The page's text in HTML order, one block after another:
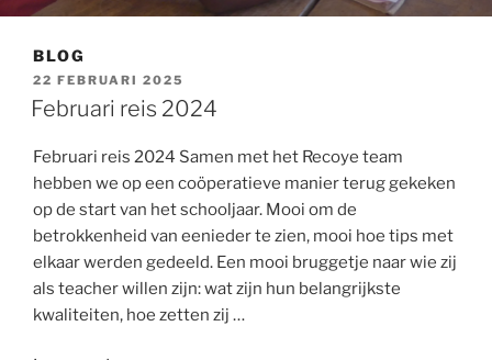
BLOG
GEPLAATST
OP
22 FEBRUARI 2025
Februari reis 2024
Februari reis 2024 Samen met het Recoye team
hebben we op een coöperatieve manier terug gekeken
op de start van het schooljaar. Mooi om de
betrokkenheid van eenieder te zien, mooi hoe tips met
elkaar werden gedeeld. Een mooi bruggetje naar wie zij
als teacher willen zijn: wat zijn hun belangrijkste
kwaliteiten, hoe zetten zij …